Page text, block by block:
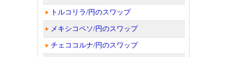
トルコリラ/円のスワップ
メキシコペソ/円のスワップ
チェココルナ/円のスワップ